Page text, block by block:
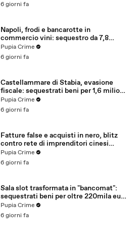
6 giorni fa
Napoli, frodi e bancarotte in
commercio vini: sequestro da 7,8
milioni (30.07.26)
Pupia Crime
6 giorni fa
Castellammare di Stabia, evasione
fiscale: sequestrati beni per 1,6 milioni
ad un consorzio navale (29.07.26)
Pupia Crime
6 giorni fa
Fatture false e acquisti in nero, blitz
contro rete di imprenditori cinesi
sequestri per 8,5 milioni (29.07.26)
Pupia Crime
6 giorni fa
Sala slot trasformata in "bancomat":
sequestrati beni per oltre 220mila euro
a due coniugi (29.07.26)
Pupia Crime
6 giorni fa